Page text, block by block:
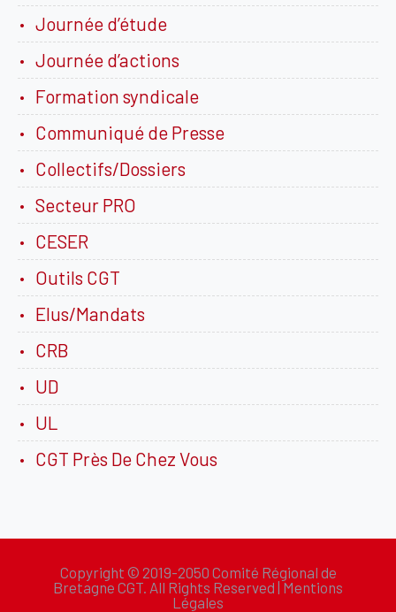
Journée d’étude
Journée d’actions
Formation syndicale
Communiqué de Presse
Collectifs/Dossiers
Secteur PRO
CESER
Outils CGT
Elus/Mandats
CRB
UD
UL
CGT Près De Chez Vous
Copyright © 2019-2050 Comité Régional de
Bretagne CGT. All Rights Reserved | Mentions
Légales